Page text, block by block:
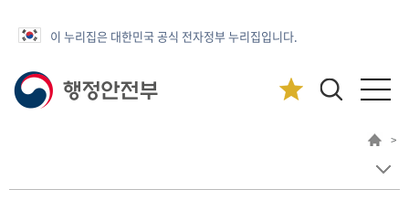
이 누리집은 대한민국 공식 전자정부 누리집입니다.
>